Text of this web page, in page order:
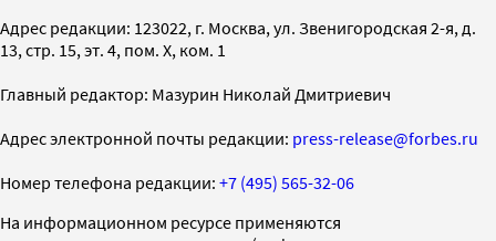
Адрес редакции: 123022, г. Москва, ул. Звенигородская 2-я, д.
13, стр. 15, эт. 4, пом. X, ком. 1
Главный редактор: Мазурин Николай Дмитриевич
Адрес электронной почты редакции: press-release@forbes.ru
Номер телефона редакции: +7 (495) 565-32-06
На информационном ресурсе применяются